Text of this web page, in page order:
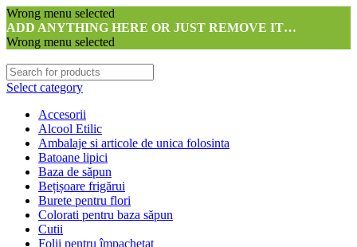
Wrong menu selected
ADD ANYTHING HERE OR JUST REMOVE IT…
Wrong menu selected
Select category
Accesorii
Alcool Etilic
Ambalaje si articole de unica folosinta
Batoane lipici
Baza de săpun
Bețișoare frigărui
Burete pentru flori
Colorati pentru baza săpun
Cutii
Folii pentru împachetat